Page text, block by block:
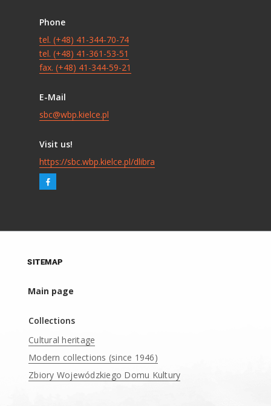
Phone
tel. (+48) 41-344-70-74
tel. (+48) 41-361-53-51
fax. (+48) 41-344-59-21
E-Mail
sbc@wbp.kielce.pl
Visit us!
https://sbc.wbp.kielce.pl/dlibra
SITEMAP
Main page
Collections
Cultural heritage
Modern collections (since 1946)
Zbiory Wojewódzkiego Domu Kultury